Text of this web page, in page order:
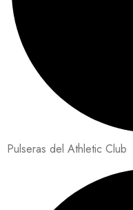
Pulseras del Athletic Club